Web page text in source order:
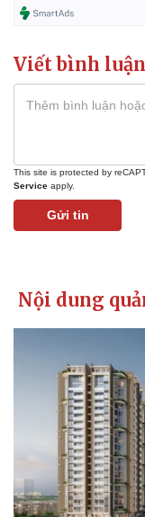
Kinh tế
Khởi nghiệp
Viết bình luận
This site is protected by
Service apply.
Gửi tin